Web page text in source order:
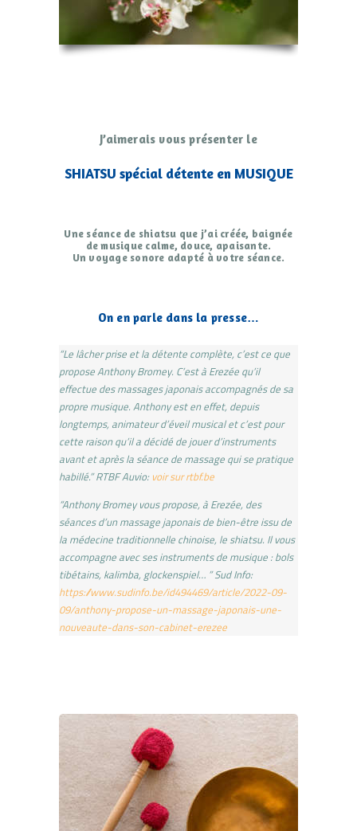
J’aimerais vous présenter le
SHIATSU spécial détente en MUSIQUE
Une séance de shiatsu que j’ai créée, baignée
de musique calme, douce, apaisante.
Un voyage sonore adapté à votre séance.
On en parle dans la presse…
“Le lâcher prise et la détente complète, c’est ce que
propose Anthony Bromey. C’est à Erezée qu’il
effectue des massages japonais accompagnés de sa
propre musique. Anthony est en effet, depuis
longtemps, animateur d’éveil musical et c’est pour
cette raison qu’il a décidé de jouer d’instruments
avant et après la séance de massage qui se pratique
habillé.” RTBF Auvio: voir sur rtbf.be
“Anthony Bromey vous propose, à Erezée, des
séances d’un massage japonais de bien-être issu de
la médecine traditionnelle chinoise, le shiatsu. Il vous
accompagne avec ses instruments de musique : bols
tibétains, kalimba, glockenspiel… ” Sud Info:
https://www.sudinfo.be/id494469/article/2022-09-
09/anthony-propose-un-massage-japonais-une-
nouveaute-dans-son-cabinet-erezee